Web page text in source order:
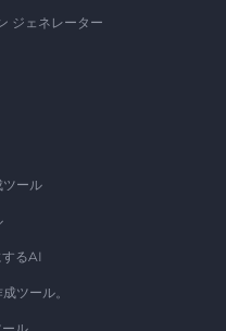
ジェネレーター
ール
るAI
ツール。